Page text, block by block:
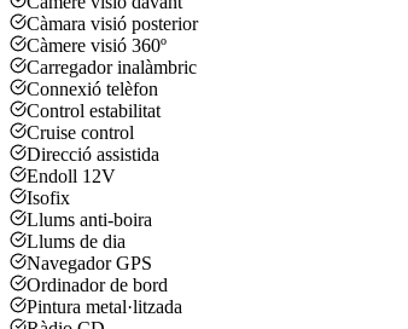
Càmara visió posterior
Càmere visió 360º
Carregador inalàmbric
Connexió telèfon
Control estabilitat
Cruise control
Direcció assistida
Endoll 12V
Isofix
Llums anti-boira
Llums de dia
Navegador GPS
Ordinador de bord
Pintura metal·litzada